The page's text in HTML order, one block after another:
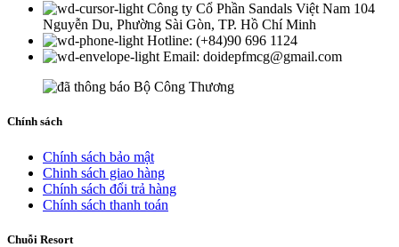
Công ty Cổ Phần Sandals Việt Nam 104
Nguyễn Du, Phường Sài Gòn, TP. Hồ Chí Minh
Hotline: (+84)90 696 1124
Email: doidepfmcg@gmail.com
Chính sách
Chính sách bảo mật
Chinh sách giao hàng
Chính sách đổi trả hàng
Chính sách thanh toán
Chuỗi Resort